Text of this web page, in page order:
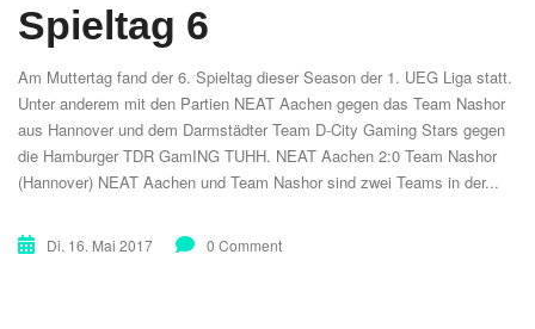
Spieltag 6
Am Muttertag fand der 6. Spieltag dieser Season der 1. UEG Liga statt.
Unter anderem mit den Partien NEAT Aachen gegen das Team Nashor
aus Hannover und dem Darmstädter Team D-City Gaming Stars gegen
die Hamburger TDR GamING TUHH. NEAT Aachen 2:0 Team Nashor
(Hannover) NEAT Aachen und Team Nashor sind zwei Teams in der...
Di. 16. Mai 2017 0 Comment